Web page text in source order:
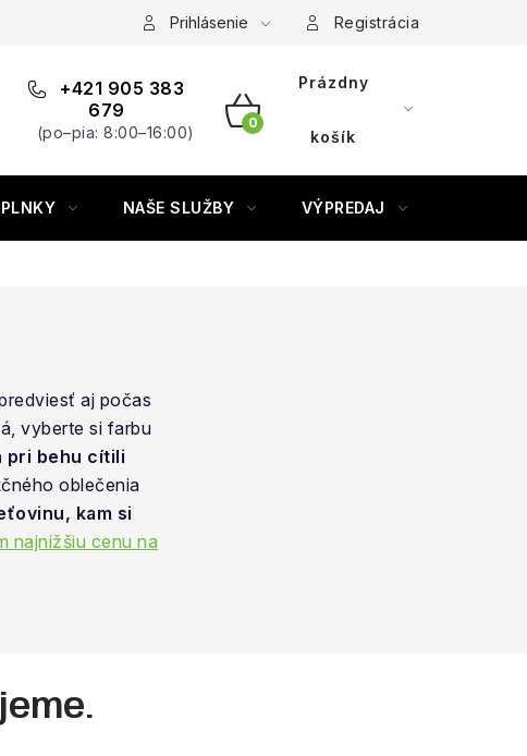
Prihlásenie Registrácia
+421 905 383
679
(po–pia: 8:00–16:00) NÁKUPNÝ
Prázdny
košík
NAŠE SLUŽBY VÝPREDAJ
aj počas
vyberte si farbu
pri behu cítili
oblečenia
kam si
najnižšiu cenu na